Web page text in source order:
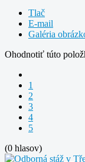
Tlač
E-mail
Galéria
Ohodnotiť túto
1
2
3
4
5
(0 hlasov)